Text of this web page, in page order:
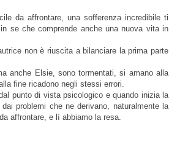
da affrontare, una sofferenza incredibile ti
se che comprende anche una nuova vita in
non è riuscita a bilanciare la prima parte
anche Elsie, sono tormentati, si amano alla
fine ricadono negli stessi errori.
punto di vista psicologico e quando inizia la
problemi che ne derivano, naturalmente la
affrontare, e lì abbiamo la resa.